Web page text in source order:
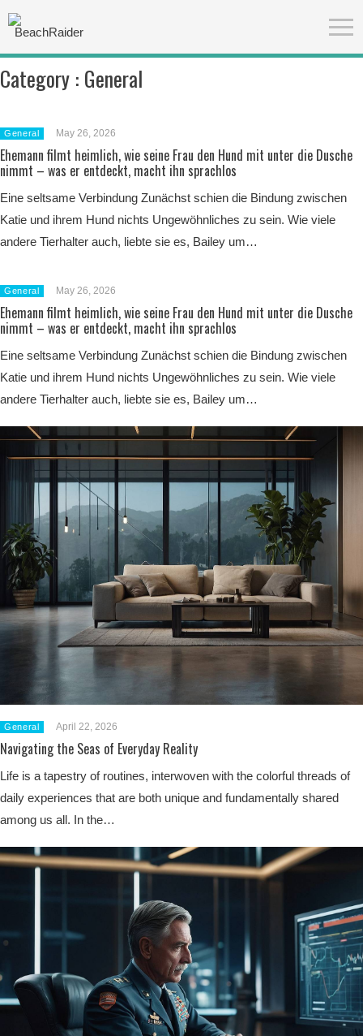
Category : General
General May 26, 2026
Ehemann filmt heimlich, wie seine Frau den Hund mit unter die Dusche
nimmt – was er entdeckt, macht ihn sprachlos
Eine seltsame Verbindung Zunächst schien die Bindung zwischen
Katie und ihrem Hund nichts Ungewöhnliches zu sein. Wie viele
andere Tierhalter auch, liebte sie es, Bailey um…
General May 26, 2026
Ehemann filmt heimlich, wie seine Frau den Hund mit unter die Dusche
nimmt – was er entdeckt, macht ihn sprachlos
Eine seltsame Verbindung Zunächst schien die Bindung zwischen
Katie und ihrem Hund nichts Ungewöhnliches zu sein. Wie viele
andere Tierhalter auch, liebte sie es, Bailey um…
General April 22, 2026
Navigating the Seas of Everyday Reality
Life is a tapestry of routines, interwoven with the colorful threads of
daily experiences that are both unique and fundamentally shared
among us all. In the…